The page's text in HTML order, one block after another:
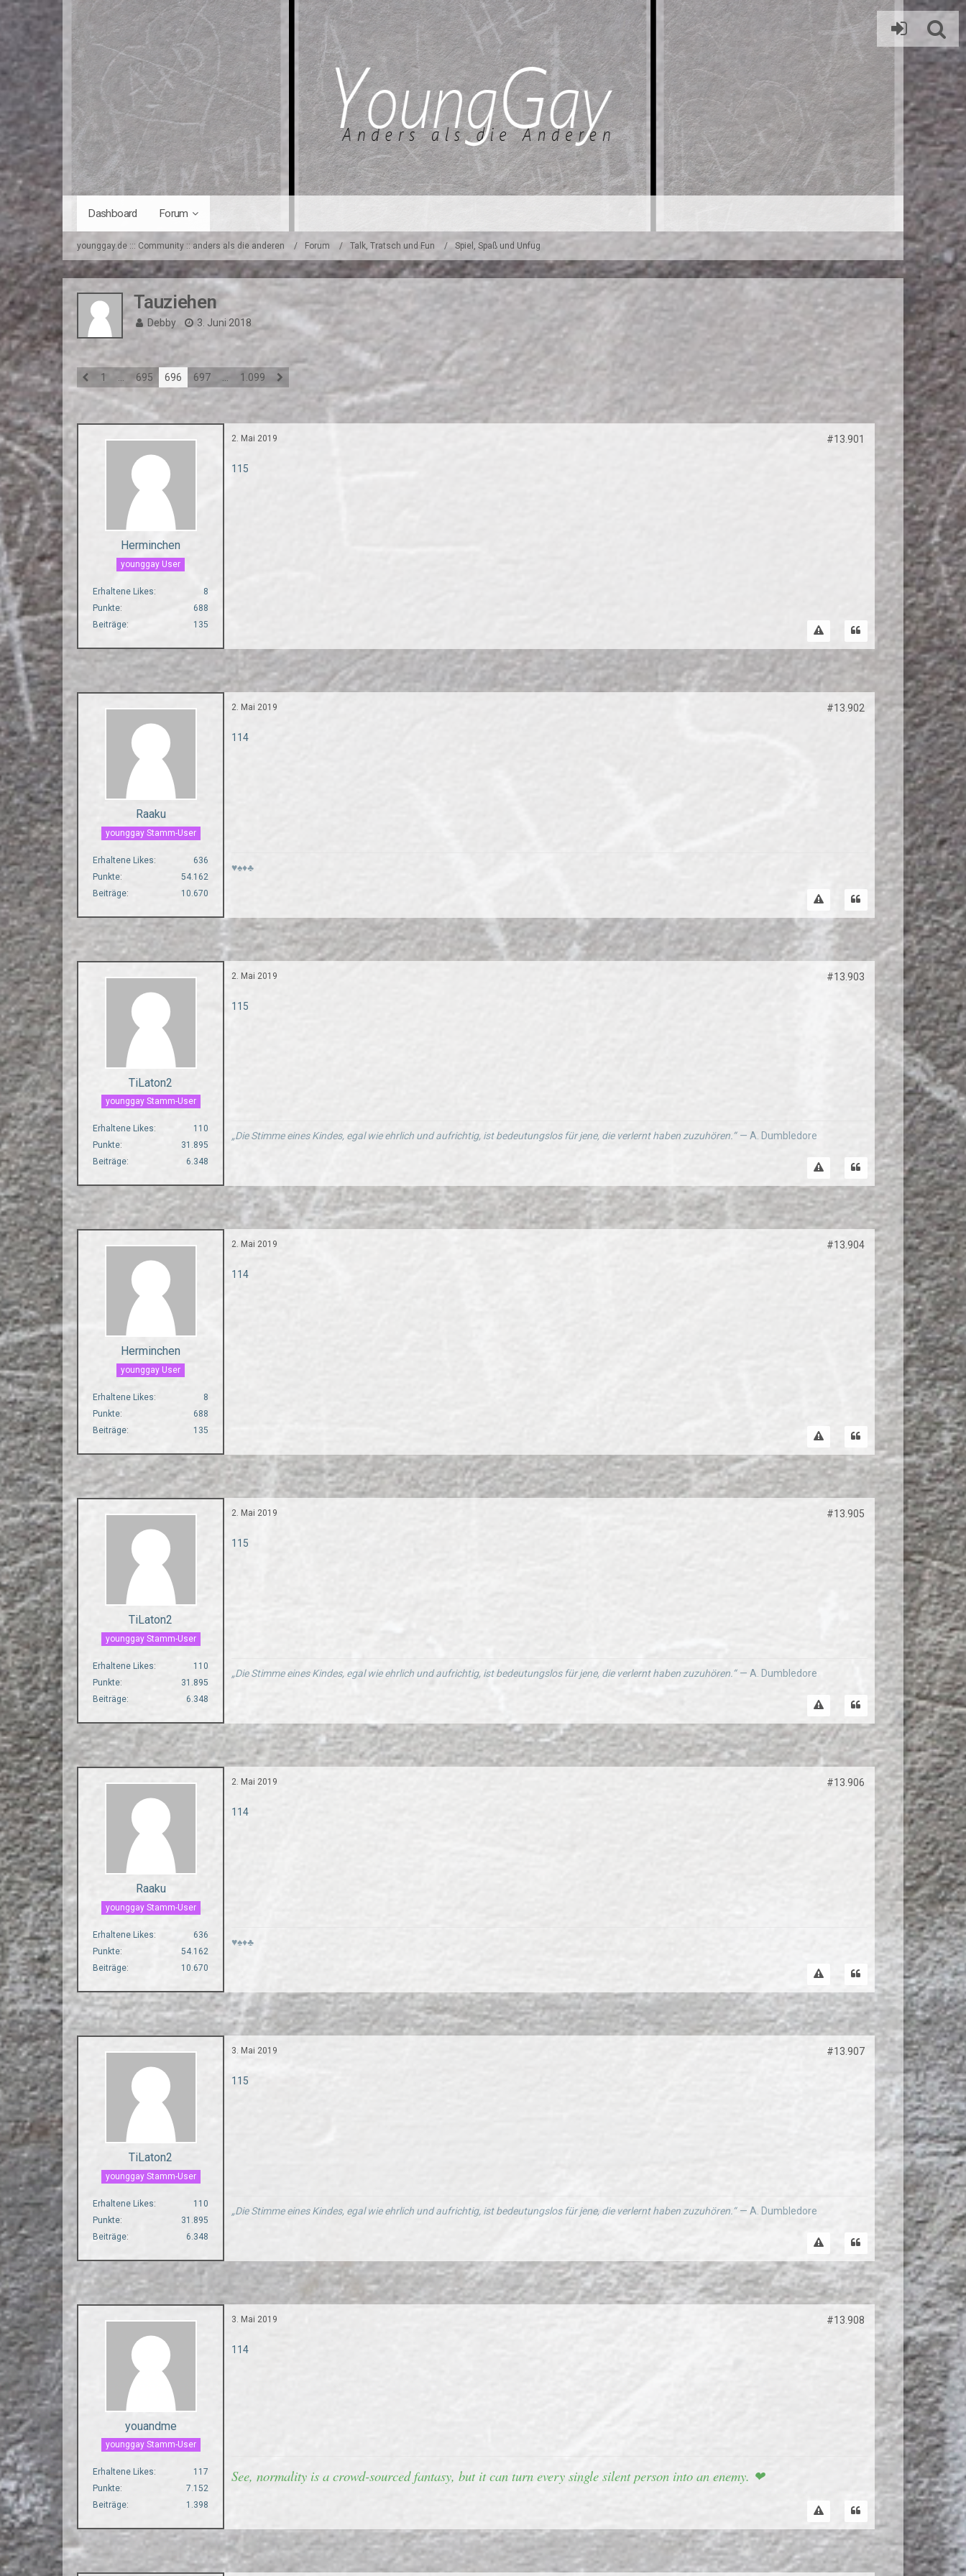
Dashboard Forum
younggay.de ::: Community :: anders als die anderen Forum Talk, Tratsch und Fun Spiel, Spaß und Unfug
Tauziehen
Debby 3. Juni 2018
1 695 696 697 1.099
Herminchen
younggay User
Erhaltene Likes
8
Punkte
688
Beiträge
135
2. Mai 2019 #13.901
115
Raaku
younggay Stamm-User
Erhaltene Likes
636
Punkte
54.162
Beiträge
10.670
2. Mai 2019 #13.902
114
♥♠♦♣
TiLaton2
younggay Stamm-User
Erhaltene Likes
110
Punkte
31.895
Beiträge
6.348
2. Mai 2019 #13.903
115
„Die Stimme eines Kindes, egal wie ehrlich und aufrichtig, ist bedeutungslos für jene, die verlernt haben zuzuhören.“ — A. Dumbledore
Herminchen
younggay User
Erhaltene Likes
8
Punkte
688
Beiträge
135
2. Mai 2019 #13.904
114
TiLaton2
younggay Stamm-User
Erhaltene Likes
110
Punkte
31.895
Beiträge
6.348
2. Mai 2019 #13.905
115
„Die Stimme eines Kindes, egal wie ehrlich und aufrichtig, ist bedeutungslos für jene, die verlernt haben zuzuhören.“ — A. Dumbledore
Raaku
younggay Stamm-User
Erhaltene Likes
636
Punkte
54.162
Beiträge
10.670
2. Mai 2019 #13.906
114
♥♠♦♣
TiLaton2
younggay Stamm-User
Erhaltene Likes
110
Punkte
31.895
Beiträge
6.348
3. Mai 2019 #13.907
115
„Die Stimme eines Kindes, egal wie ehrlich und aufrichtig, ist bedeutungslos für jene, die verlernt haben zuzuhören.“ — A. Dumbledore
youandme
younggay Stamm-User
Erhaltene Likes
117
Punkte
7.152
Beiträge
1.398
3. Mai 2019 #13.908
114
See, normality is a crowd-sourced fantasy, but it can turn every single silent person into an enemy. ❤